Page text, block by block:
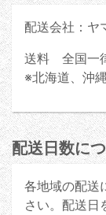
配送会社：ヤ
送料 全国一
※北海道、沖
配送日数に
各地域の配送
さい。配送日